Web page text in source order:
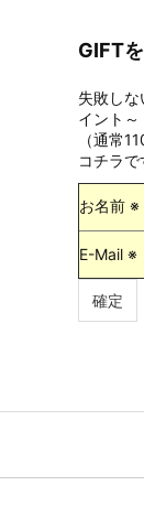
GIFT
失敗し
イント～
（通常
コチラ
お名前 ※
E-Mail ※